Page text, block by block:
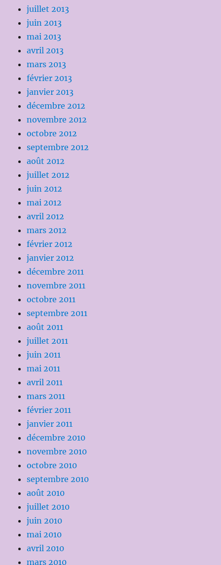
juillet 2013
juin 2013
mai 2013
avril 2013
mars 2013
février 2013
janvier 2013
décembre 2012
novembre 2012
octobre 2012
septembre 2012
août 2012
juillet 2012
juin 2012
mai 2012
avril 2012
mars 2012
février 2012
janvier 2012
décembre 2011
novembre 2011
octobre 2011
septembre 2011
août 2011
juillet 2011
juin 2011
mai 2011
avril 2011
mars 2011
février 2011
janvier 2011
décembre 2010
novembre 2010
octobre 2010
septembre 2010
août 2010
juillet 2010
juin 2010
mai 2010
avril 2010
mars 2010